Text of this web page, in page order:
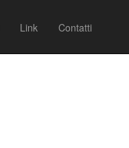
Link Contatti